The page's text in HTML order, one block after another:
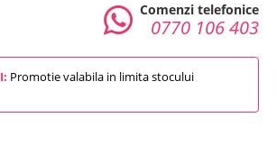
Comenzi telefonice
0770 106 403
Promotie valabila in limita stocului